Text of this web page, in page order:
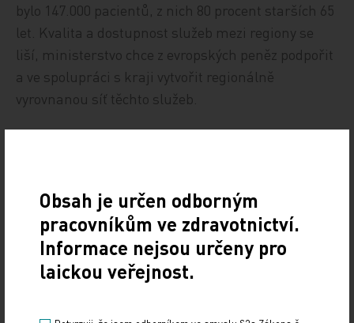
bylo 147.000 pacientů, z nich 80 procent starších 65
let. Kvalita a dostupnost služeb mezi regiony se
liší, ministerstvo chce z evropských peněz podpořit
a ve spolupráci s kraji vytvořit regionálně
vyrovnanou síť těchto služeb.
Obsah je určen odborným
pracovníkům ve zdravotnictví.
Informace nejsou určeny pro
laickou veřejnost.